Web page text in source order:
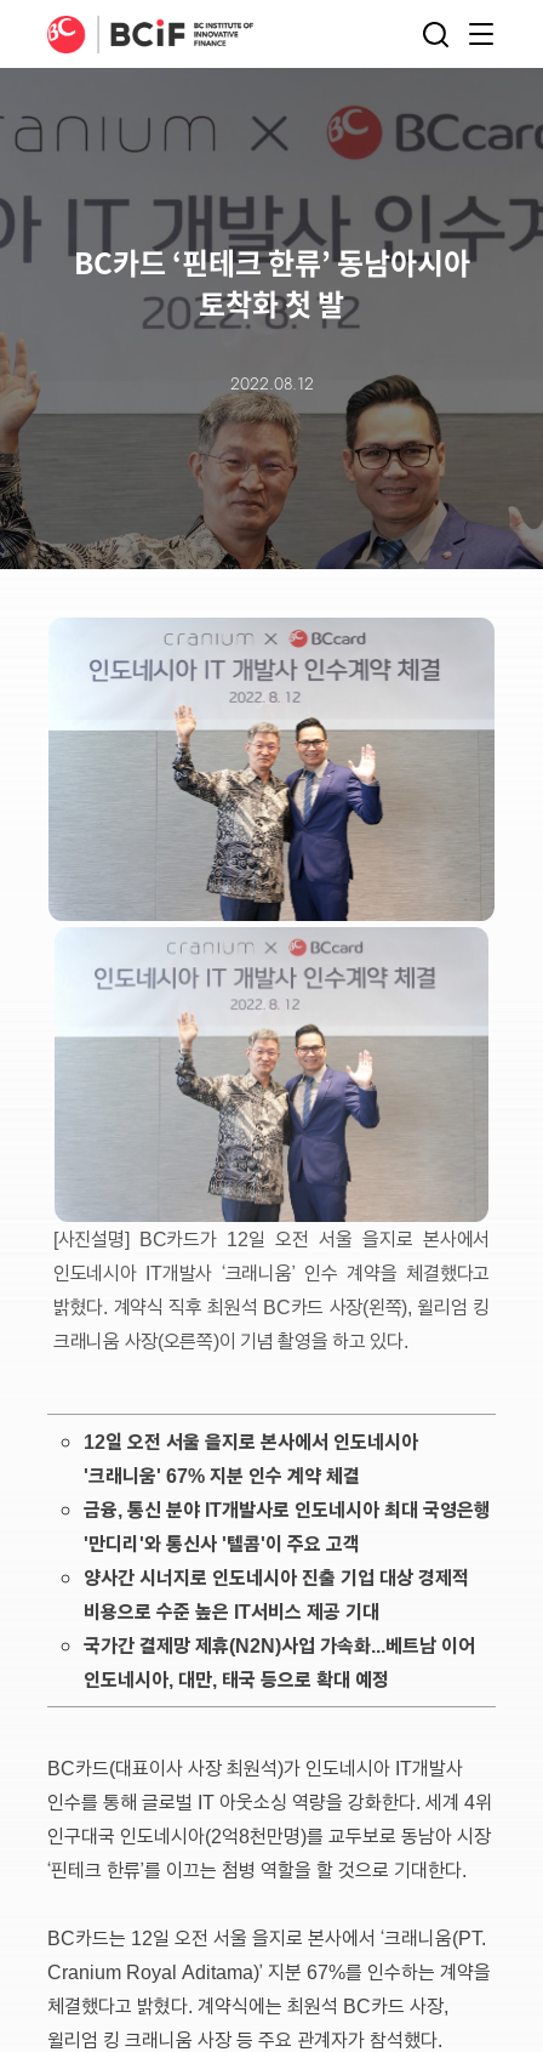
BCIF
메뉴
열기
검색
BC카드 ‘핀테크 한류’ 동남아시아
토착화 첫 발
2022.08.12
[사진설명] BC카드가 12일 오전 서울 을지로 본사에서
인도네시아 IT개발사 ‘크래니움’ 인수 계약을 체결했다고
밝혔다. 계약식 직후 최원석 BC카드 사장(왼쪽), 윌리엄 킹
크래니움 사장(오른쪽)이 기념 촬영을 하고 있다.
12일 오전 서울 을지로 본사에서 인도네시아
'크래니움' 67% 지분 인수 계약 체결
금융, 통신 분야 IT개발사로 인도네시아 최대 국영은행
'만디리'와 통신사 '텔콤'이 주요 고객
양사간 시너지로 인도네시아 진출 기업 대상 경제적
비용으로 수준 높은 IT서비스 제공 기대
국가간 결제망 제휴(N2N)사업 가속화...베트남 이어
인도네시아, 대만, 태국 등으로 확대 예정
BC카드(대표이사 사장 최원석)가 인도네시아 IT개발사
인수를 통해 글로벌 IT 아웃소싱 역량을 강화한다. 세계 4위
인구대국 인도네시아(2억8천만명)를 교두보로 동남아 시장
‘핀테크 한류’를 이끄는 첨병 역할을 할 것으로 기대한다.
BC카드는 12일 오전 서울 을지로 본사에서 ‘크래니움(PT.
Cranium Royal Aditama)’ 지분 67%를 인수하는 계약을
체결했다고 밝혔다. 계약식에는 최원석 BC카드 사장,
윌리엄 킹 크래니움 사장 등 주요 관계자가 참석했다.